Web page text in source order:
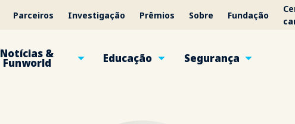
Parceiros Investigação Prêmios Sobre Fundação
Notícias &
Funworld Educação Segurança